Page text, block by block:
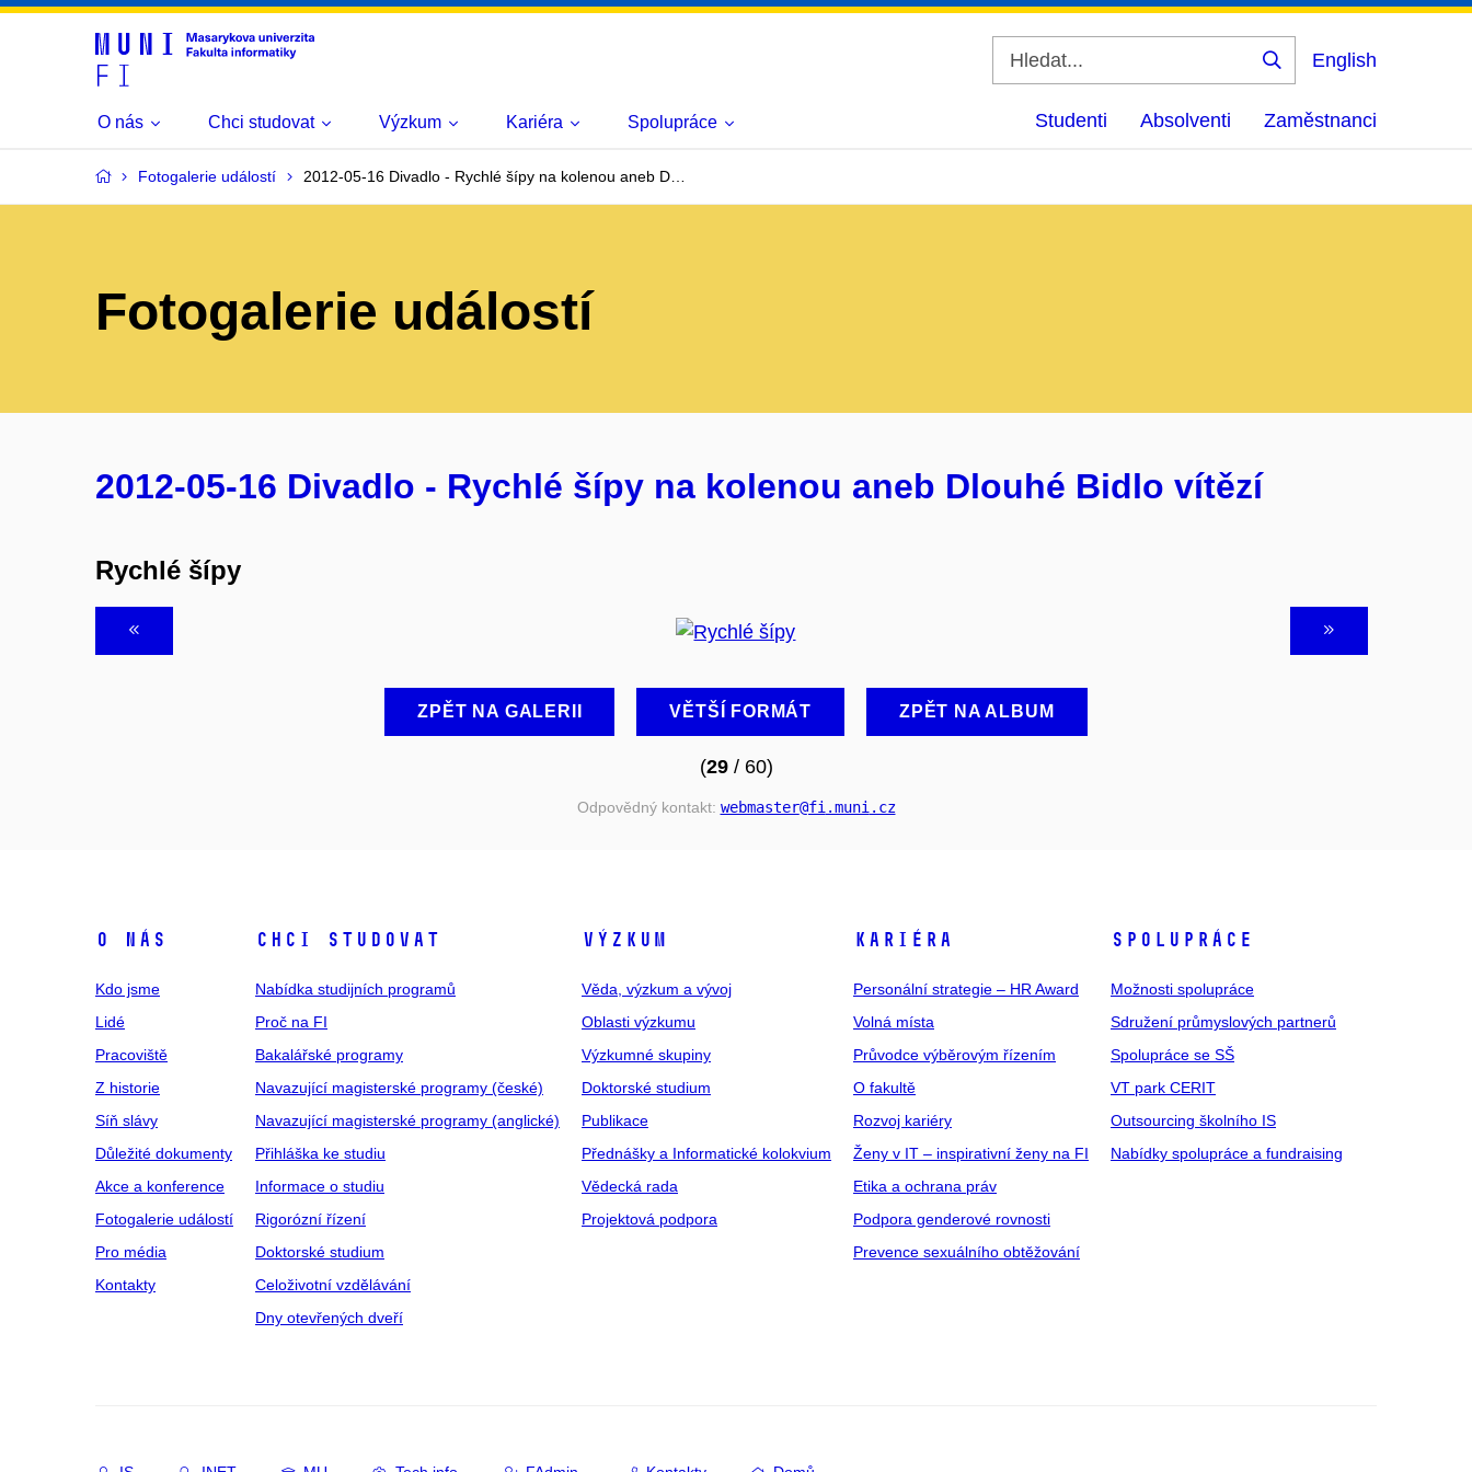
Vyhledat
English
O nás Chci studovat Výzkum Kariéra Spolupráce Studenti Absolventi Zaměstnanci
Fotogalerie událostí 2012-05-16 Divadlo - Rychlé šípy na kolenou aneb D…
Fotogalerie událostí
2012-05-16 Divadlo - Rychlé šípy na kolenou aneb Dlouhé Bidlo vítězí
Rychlé šípy
ZPĚT NA GALERII VĚTŠÍ FORMÁT ZPĚT NA ALBUM
(29/ 60)
Odpovědný kontakt: webmaster@fi .muni .cz
O NÁS
Kdo jsme
Lidé
Pracoviště
Z historie
Síň slávy
Důležité dokumenty
Akce a konference
Fotogalerie událostí
Pro média
Kontakty
CHCI STUDOVAT
Nabídka studijních programů
Proč na FI
Bakalářské programy
Navazující magisterské programy (české)
Navazující magisterské programy (anglické)
Přihláška ke studiu
Informace o studiu
Rigorózní řízení
Doktorské studium
Celoživotní vzdělávání
Dny otevřených dveří
VÝZKUM
Věda, výzkum a vývoj
Oblasti výzkumu
Výzkumné skupiny
Doktorské studium
Publikace
Přednášky a Informatické kolokvium
Vědecká rada
Projektová podpora
KARIÉRA
Personální strategie – HR Award
Volná místa
Průvodce výběrovým řízením
O fakultě
Rozvoj kariéry
Ženy v IT – inspirativní ženy na FI
Etika a ochrana práv
Podpora genderové rovnosti
Prevence sexuálního obtěžování
SPOLUPRÁCE
Možnosti spolupráce
Sdružení průmyslových partnerů
Spolupráce se SŠ
VT park CERIT
Outsourcing školního IS
Nabídky spolupráce a fundraising